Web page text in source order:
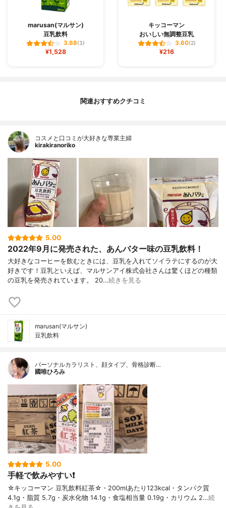
marusan(マルサン)
豆乳飲料
3.68(3)
¥1,528
キッコーマン
おいしい無調整豆乳
3.60(2)
¥216
関連おすすめクチコミ
コスメと口コミが大好きな専業主婦
kirakiranoriko
5.00
2022年9月に発売された、あんバター味の豆乳飲料！
大好きなコーヒーを飲むときには、豆乳を入れてソイラテにするのが大
好きです！豆乳といえば、マルサンアイ株式会社さんは驚くほどの種類
の豆乳を発売されています。 20…続きを見る
marusan(マルサン)
豆乳飲料
パーソナルカラリスト、顔タイプ、骨格診断…
國唯ひろみ
5.00
手軽で飲みやすい❗️
☆キッコーマン 豆乳飲料紅茶☆・200mlあたり123kcal・タンパク質
4.1g・脂質 5.7g・炭水化物 14.1g・食塩相当量 0.19g・カリウム 2…続